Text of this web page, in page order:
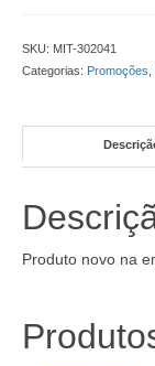
Bearing
Trains
Par
MIT-
quantidade
SKU: MIT-302041
Categorias: Promoções
Produto novo na